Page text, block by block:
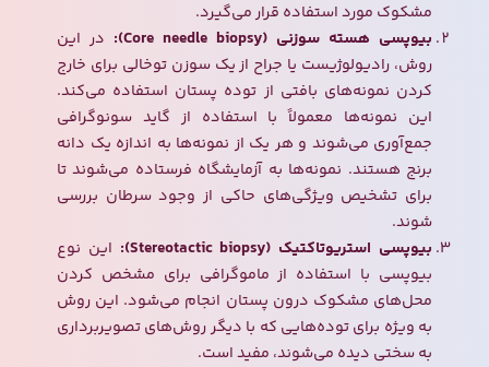
مشکوک مورد استفاده قرار می‌گیرد.
بیوپسی هسته سوزنی (Core needle biopsy):
در این
روش، رادیولوژیست یا جراح از یک سوزن توخالی برای خارج
کردن نمونه‌های بافتی از توده پستان استفاده می‌کند.
این نمونه‌ها معمولاً با استفاده از گاید سونوگرافی
جمع‌آوری می‌شوند و هر یک از نمونه‌ها به اندازه یک دانه
برنج هستند. نمونه‌ها به آزمایشگاه فرستاده می‌شوند تا
برای تشخیص ویژگی‌های حاکی از وجود سرطان بررسی
شوند.
بیوپسی استریوتاکتیک (Stereotactic biopsy):
این نوع
بیوپسی با استفاده از ماموگرافی برای مشخص کردن
محل‌های مشکوک درون پستان انجام می‌شود. این روش
به ویژه برای توده‌هایی که با دیگر روش‌های تصویربرداری
به سختی دیده می‌شوند، مفید است.